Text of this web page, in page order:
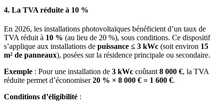
4. La TVA réduite à 10 %
En 2026, les installations photovoltaïques bénéficient d’un taux de
TVA réduit à 10 % (au lieu de 20 %), sous conditions. Ce dispositif
s’applique aux installations de puissance ≤ 3 kWc (soit environ 15
m² de panneaux), posées sur la résidence principale ou secondaire.
Exemple : Pour une installation de 3 kWc coûtant 8 000 €, la TVA
réduite permet d’économiser20 % × 8 000 € = 1 600 €.
Conditions d’éligibilité :